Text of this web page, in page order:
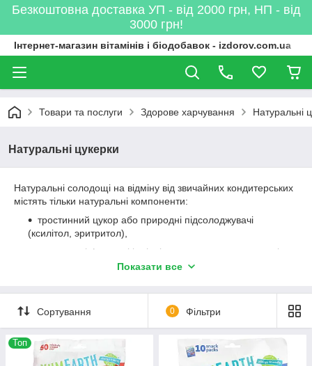
Безкоштовна доставка УП - від 2000 грн, НП - від
3000 грн!
Інтернет-магазин вітамінів і біодобавок - izdorov.com.ua
Товари та послуги Здорове харчування Натуральні
Натуральні цукерки
Натуральні солодощі на відміну від звичайних кондитерських
містять тільки натуральні компоненти:
тростинний цукор або природні підсолоджувачі
(ксилітол, эритритол),
натуральні фруктові і ягідні ароматизатори на основі
Завдяки своєму органічному складу натуральні цукерки
принесуть вам і вашим дітям не тільки задоволення, але і
здоров'я. Зараз на ринку представлена велика
різноманітність органічних цукерок в різних формах: желейні,
льодяники, шоколадні.
Показати все
Сортування 0 Фільтри
Топ